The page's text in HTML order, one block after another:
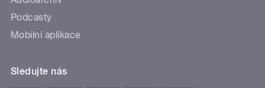
Podcasty
Mobilní aplikace
Sledujte nás